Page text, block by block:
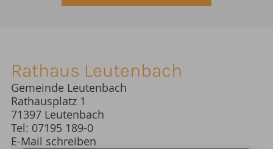
Rathaus Leutenbach
Gemeinde Leutenbach
Rathausplatz 1
71397 Leutenbach
Tel: 07195 189-0
E-Mail schreiben